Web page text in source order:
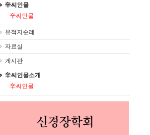
辛씨인물
辛씨인물
유적지순례
자료실
게시판
辛씨인물소개
辛씨인물